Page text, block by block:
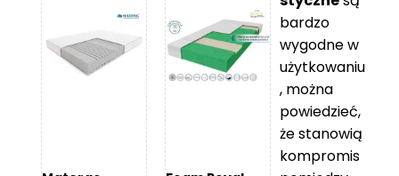
bardzo
wygodne w
użytkowaniu
, można
powiedzieć,
że stanowią
kompromis